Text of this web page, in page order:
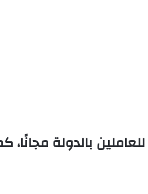
بالدولة مجانًا،